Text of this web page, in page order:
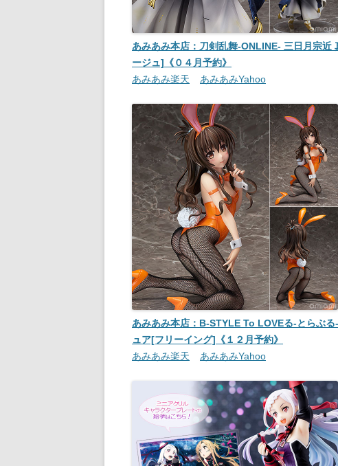
あみあみ本店：刀剣乱舞-ONLINE- 三日月宗
ージュ]《０４月予約》
あみあみ楽天
あみあみYahoo
あみあみ本店：B-STYLE To LOVEる-とらぶ
ュア[フリーイング]《１２月予約》
あみあみ楽天
あみあみYahoo